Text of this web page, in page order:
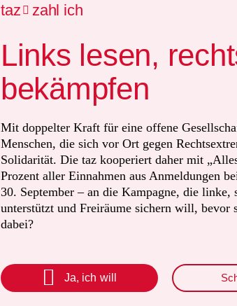
bei der Polizei und demEinsatz
droht das Weiße Haus wohnungslosen
in Washington sollten in
zu werden, um dort bei Bedarf Hilfe
Erkrankungen zu erhalten, sagte
Pressekonferenz. Wer sich der
müsse mit Geld- oder
den Notstand in Washington
800 Nationalgardisten in der US-
taz  zahl ich
Links lesen,
bekämpfen
Mit doppelter Kraft für eine offene
Menschen, die sich vor Ort gegen
Solidarität. Die taz kooperiert daher mit
Prozent aller Einnahmen aus Anmeldungen
30. September – an die Kampagne, die linke,
unterstützt und Freiräume sichern will, bevor
dabei?
 Ja, ich will